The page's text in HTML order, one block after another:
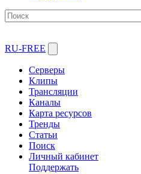
RU-FREE
Серверы
Клипы
Трансляции
Каналы
Карта ресурсов
Тренды
Статьи
Поиск
Личный кабинет
Поддержать